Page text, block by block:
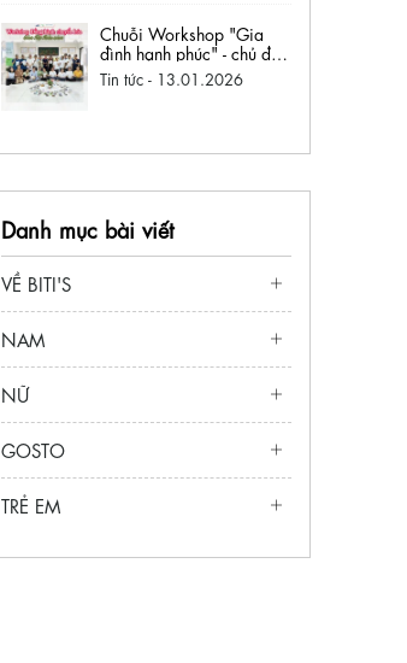
Chuỗi Workshop "Gia
đình hạnh phúc" - chủ đề
"Đồng hành chuyển hoá" -
Khi yêu thương được trao
Tin tức - 13.01.2026
Danh mục bài viết
VỀ BITI'S
NAM
NỮ
GOSTO
TRẺ EM